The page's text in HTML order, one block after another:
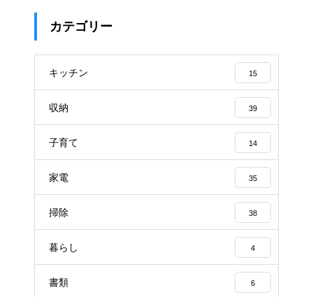
カテゴリー
キッチン 15
収納 39
子育て 14
家電 35
掃除 38
暮らし 4
書類 6